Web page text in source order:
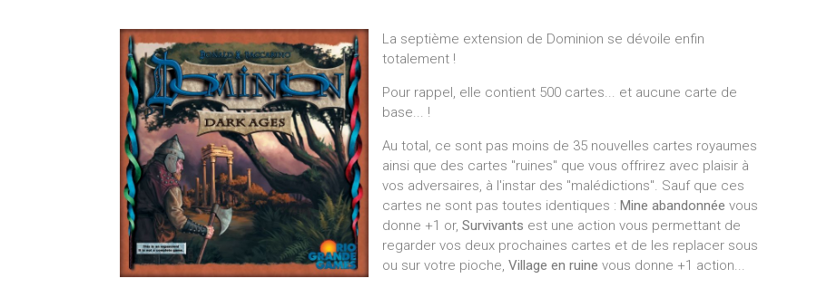
La septième extension de Dominion se dévoile enfin
totalement !
Pour rappel, elle contient 500 cartes... et aucune carte de
base... !
Au total, ce sont pas moins de 35 nouvelles cartes royaumes
ainsi que des cartes "ruines" que vous offrirez avec plaisir à
vos adversaires, à l'instar des "malédictions". Sauf que ces
cartes ne sont pas toutes identiques :Mine abandonnée vous
donne +1 or,Survivants est une action vous permettant de
regarder vos deux prochaines cartes et de les replacer sous
ou sur votre pioche,Village en ruine vous donne +1 action...